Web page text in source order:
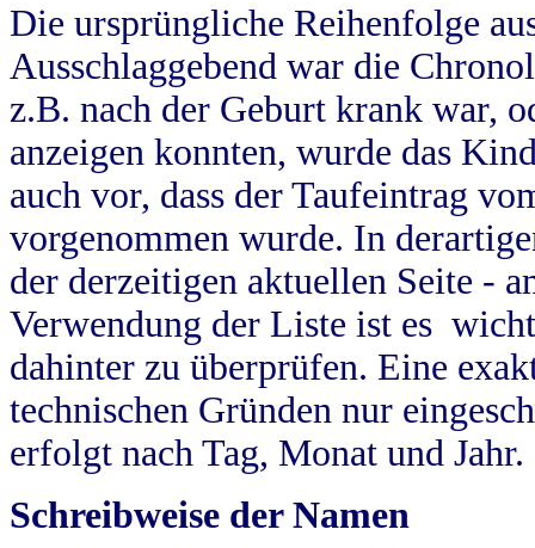
Die ursprüngliche Reihenfolge
Ausschlaggebend war die
z.B. nach der Geburt krank war,
anzeigen konnten, wurde das
auch vor, dass der Taufeintrag
vorgenommen wurde. In
der derzeitigen aktuellen Seite -
Verwendung der Liste ist es
dahinter zu überprüfen. Eine
technischen Gründen nur
erfolgt nach Tag, Monat und Jahr.
Schreibweise der Namen